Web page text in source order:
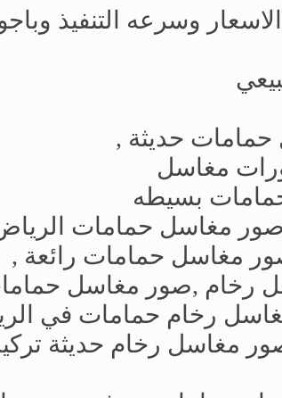
وسرعه التنفيذ
حديثة ,
مغاسل
بسيطه
مغاسل حمامات
مغاسل حمامات رائعة ,
,صور مغاسل
رخام حمامات في
مغاسل رخام حديثة